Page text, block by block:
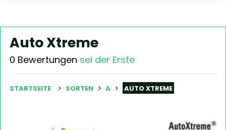
Auto Xtreme
0 Bewertungen sei der Erste
STARTSEITE SORTEN A AUTO XTREME